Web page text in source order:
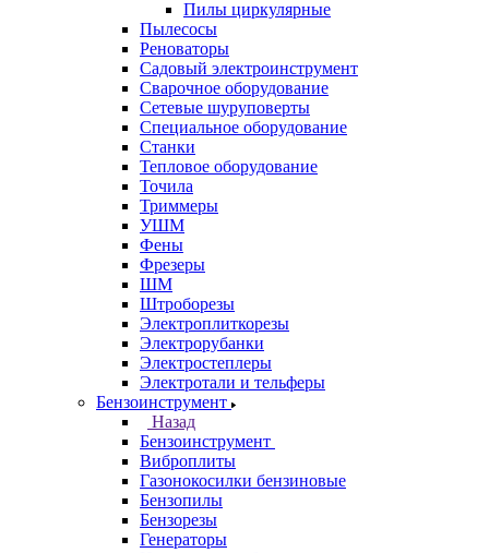
Пилы циркулярные
Пылесосы
Реноваторы
Садовый электроинструмент
Сварочное оборудование
Сетевые шуруповерты
Специальное оборудование
Станки
Тепловое оборудование
Точила
Триммеры
УШМ
Фены
Фрезеры
ШМ
Штроборезы
Электроплиткорезы
Электрорубанки
Электростеплеры
Электротали и тельферы
Бензоинструмент
Назад
Бензоинструмент
Виброплиты
Газонокосилки бензиновые
Бензопилы
Бензорезы
Генераторы